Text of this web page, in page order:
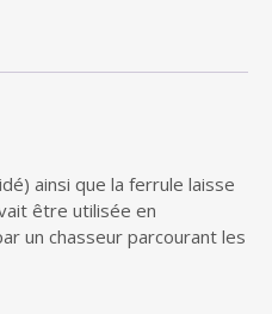
ainsi que la ferrule laisse
être utilisée en
un chasseur parcourant les